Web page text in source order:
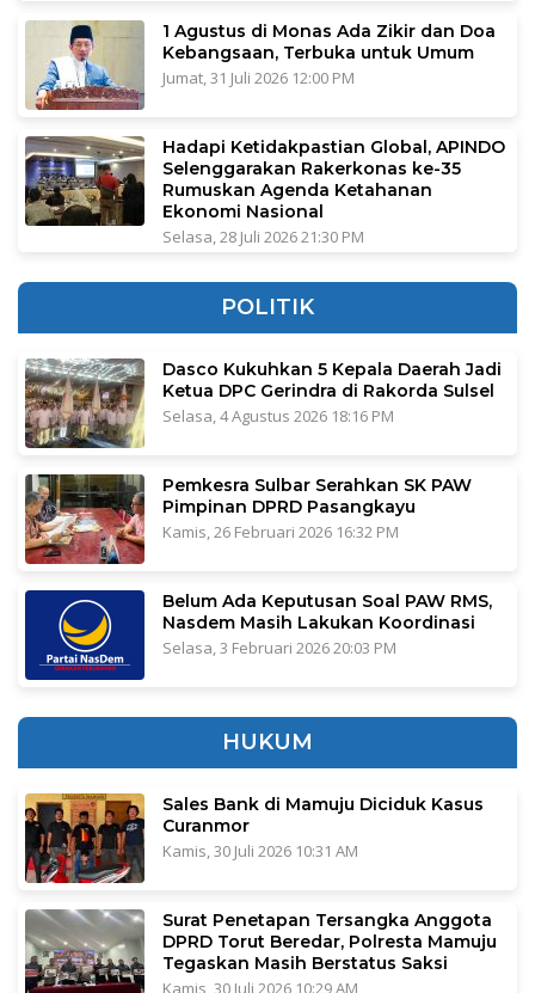
1 Agustus di Monas Ada Zikir dan Doa
Kebangsaan, Terbuka untuk Umum
Jumat, 31 Juli 2026 12:00 PM
Hadapi Ketidakpastian Global, APINDO
Selenggarakan Rakerkonas ke-35
Rumuskan Agenda Ketahanan
Ekonomi Nasional
Selasa, 28 Juli 2026 21:30 PM
POLITIK
Dasco Kukuhkan 5 Kepala Daerah Jadi
Ketua DPC Gerindra di Rakorda Sulsel
Selasa, 4 Agustus 2026 18:16 PM
Pemkesra Sulbar Serahkan SK PAW
Pimpinan DPRD Pasangkayu
Kamis, 26 Februari 2026 16:32 PM
Belum Ada Keputusan Soal PAW RMS,
Nasdem Masih Lakukan Koordinasi
Selasa, 3 Februari 2026 20:03 PM
HUKUM
Sales Bank di Mamuju Diciduk Kasus
Curanmor
Kamis, 30 Juli 2026 10:31 AM
Surat Penetapan Tersangka Anggota
DPRD Torut Beredar, Polresta Mamuju
Tegaskan Masih Berstatus Saksi
Kamis, 30 Juli 2026 10:29 AM